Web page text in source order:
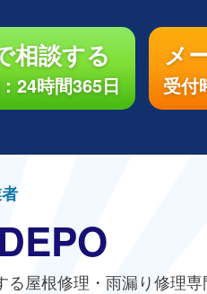
相談する
24時間365日
メ
受付
屋根修理・雨漏り修理専